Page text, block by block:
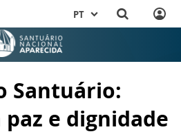
PT
Santuário:
e dignidade